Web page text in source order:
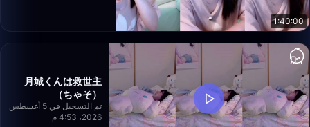
1:40:00
月城くんは救世主
（ちゃそ）
تم التسجيل في 5 أغسطس
2026، 4:53 م